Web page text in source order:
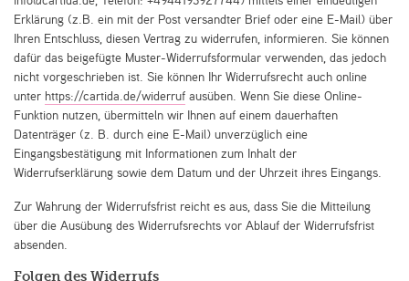
Erklärung (z.B. ein mit der Post versandter Brief oder eine E-Mail) über
Ihren Entschluss, diesen Vertrag zu widerrufen, informieren. Sie können
dafür das beigefügte Muster-Widerrufsformular verwenden, das jedoch
nicht vorgeschrieben ist. Sie können Ihr Widerrufsrecht auch online
unter https://cartida.de/widerruf ausüben. Wenn Sie diese Online-
Funktion nutzen, übermitteln wir Ihnen auf einem dauerhaften
Datenträger (z. B. durch eine E-Mail) unverzüglich eine
Eingangsbestätigung mit Informationen zum Inhalt der
Widerrufserklärung sowie dem Datum und der Uhrzeit ihres Eingangs.
Zur Wahrung der Widerrufsfrist reicht es aus, dass Sie die Mitteilung
über die Ausübung des Widerrufsrechts vor Ablauf der Widerrufsfrist
absenden.
Folgen des Widerrufs